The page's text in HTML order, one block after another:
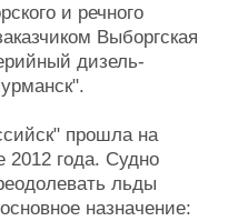
и речного
Выборгская
дизель-
прошла на
2012 года. Судно
льды
назначение: